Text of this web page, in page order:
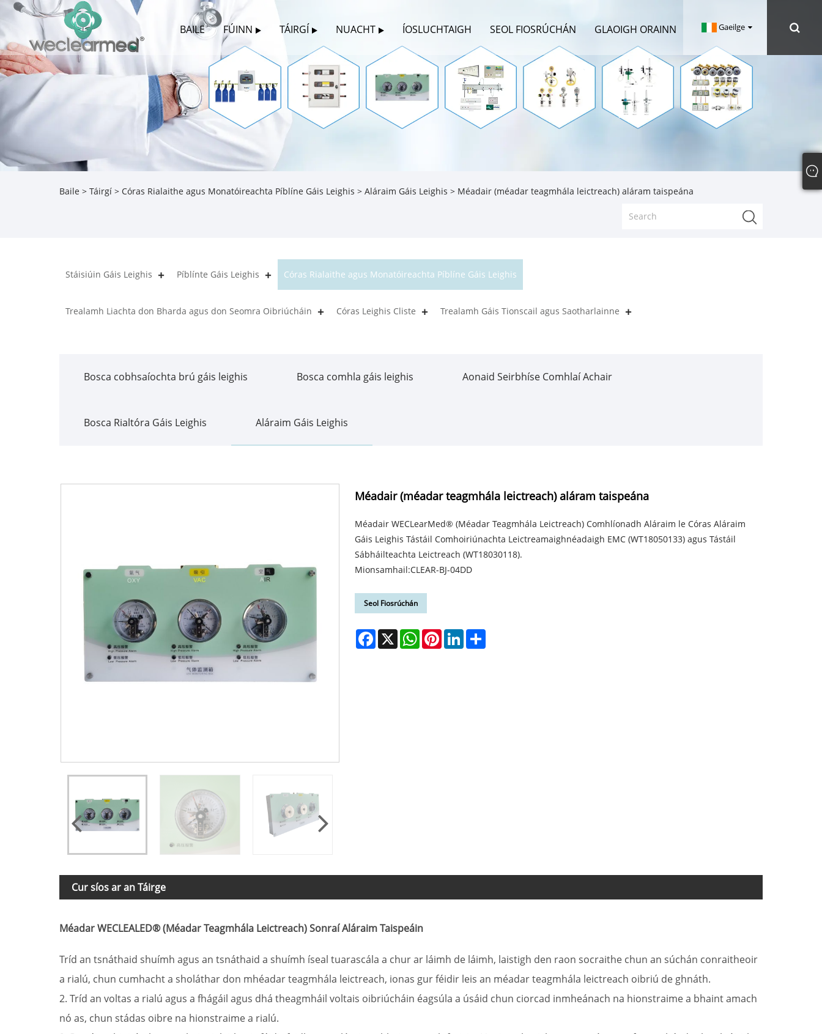
BAILE FÚINN TÁIRGÍ NUACHT ÍOSLUCHTAIGH SEOL FIOSRÚCHÁN GLAOIGH ORAINN Gaeilge
Baile > Táirgí > Córas Rialaithe agus Monatóireachta Píblíne Gáis Leighis > Aláraim Gáis Leighis > Méadair (méadar teagmhála leictreach) aláram taispeána
Stáisiúin Gáis Leighis Píblínte Gáis Leighis Córas Rialaithe agus Monatóireachta Píblíne Gáis Leighis
Trealamh Liachta don Bharda agus don Seomra Oibriúcháin Córas Leighis Cliste Trealamh Gáis Tionscail agus Saotharlainne
Bosca cobhsaíochta brú gáis leighis Bosca comhla gáis leighis Aonaid Seirbhíse Comhlaí Achair
Bosca Rialtóra Gáis Leighis Aláraim Gáis Leighis
Méadair (méadar teagmhála leictreach) aláram taispeána
Méadair WECLearMed® (Méadar Teagmhála Leictreach) Comhlíonadh Aláraim le Córas Aláraim
Gáis Leighis Tástáil Comhoiriúnachta Leictreamaighnéadaigh EMC (WT18050133) agus Tástáil
Sábháilteachta Leictreach (WT18030118).
Mionsamhail:CLEAR-BJ-04DD
Seol Fiosrúchán
Facebook
X WhatsAppPinterestLinkedIn
Cur síos ar an Táirge
Méadar WECLEALED® (Méadar Teagmhála Leictreach) Sonraí Aláraim Taispeáin
Tríd an tsnáthaid shuímh agus an tsnáthaid a shuímh íseal tuarascála a chur ar láimh de láimh, laistigh den raon socraithe chun an súchán conraitheoir
a rialú, chun cumhacht a sholáthar don mhéadar teagmhála leictreach, ionas gur féidir leis an méadar teagmhála leictreach oibriú de ghnáth.
2. Tríd an voltas a rialú agus a fhágáil agus dhá theagmháil voltais oibriúcháin éagsúla a úsáid chun ciorcad inmheánach na hionstraime a bhaint amach
nó as, chun stádas oibre na hionstraime a rialú.